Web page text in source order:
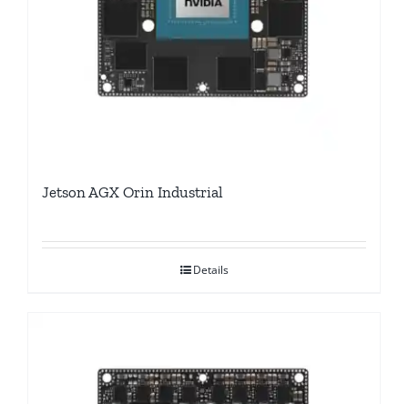
Jetson AGX Orin Industrial
Details